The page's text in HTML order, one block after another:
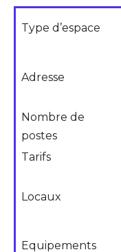
Type d’espace
Adresse
Nombre de
postes
Tarifs
Locaux
Equipements